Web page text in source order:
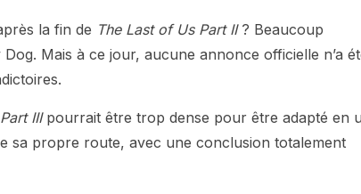
la fin de The Last of Us Part II? Beaucoup
Mais à ce jour, aucune annonce officielle n’a
IIIpourrait être trop dense pour être adapté en
sa propre route, avec une conclusion totalement